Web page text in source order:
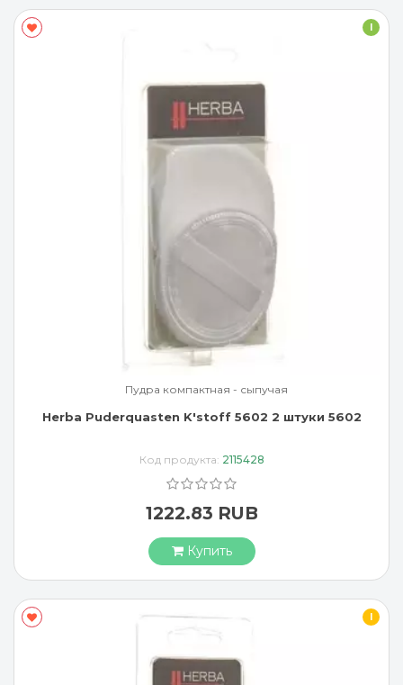
I
Пудра компактная - сыпучая
Herba Puderquasten K'stoff 5602 2 штуки 5602
Код продукта: 2115428
1222.83 RUB
Купить
I